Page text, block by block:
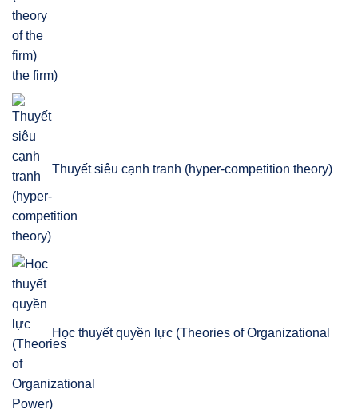
the firm)
Thuyết siêu cạnh tranh (hyper-competition theory)
Học thuyết quyền lực (Theories of Organizational